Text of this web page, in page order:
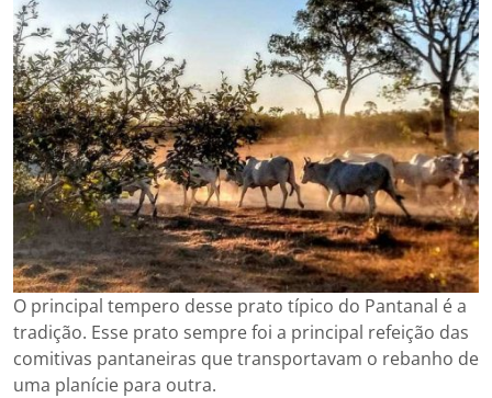
O principal tempero desse prato típico do Pantanal é a
tradição. Esse prato sempre foi a principal refeição das
comitivas pantaneiras que transportavam o rebanho de
uma planície para outra.